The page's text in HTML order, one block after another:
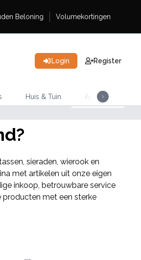
Beloning Volumekortingen
Login Register
Huis & Tuin Ambachtelijke
Parasithouten
sieraden, wierook en
met artikelen uit onze eigen
inkoop, betrouwbare service
producten met een sterke